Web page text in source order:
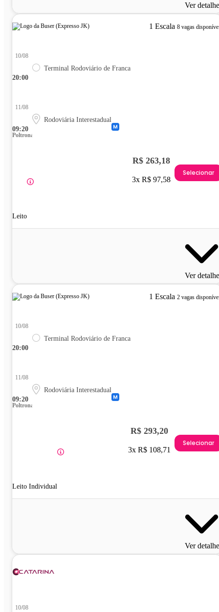
Ver
1 Escala 8 vagas
20:00
10/08
Terminal Rodoviário de Franca
09:20
11/08
Rodoviária Interestadual
Poltrona
Leito
R$ 263,18
3x R$ 97,58
Selecionar
Ver
1 Escala 2 vagas
20:00
10/08
Terminal Rodoviário de Franca
09:20
11/08
Rodoviária Interestadual
Poltrona
Leito Individual
R$ 293,20
3x R$ 108,71
Selecionar
Ver
10/08